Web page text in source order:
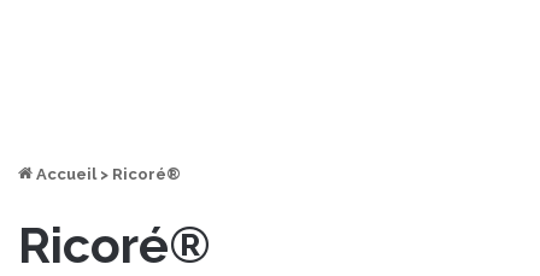
Accueil > Ricoré®
Ricoré®